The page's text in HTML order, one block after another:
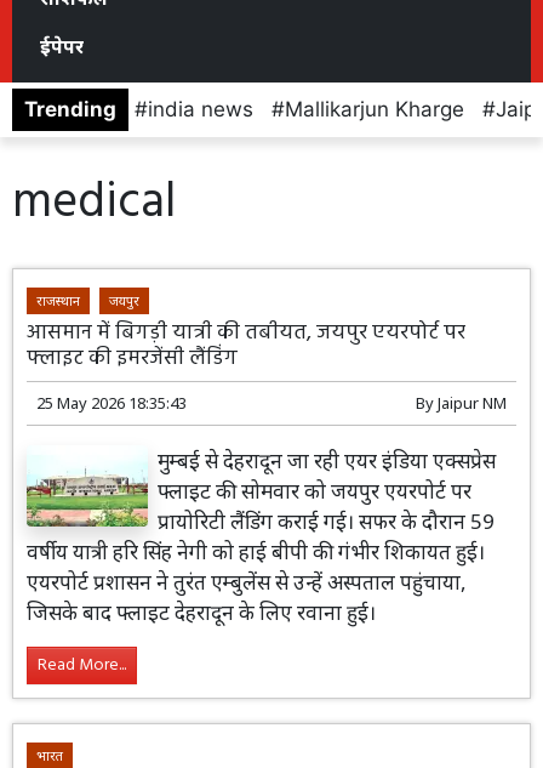
ईपेपर
Trending india news Mallikarjun Kharge
medical
राजस्थान जयपुर
आसमान में बिगड़ी यात्री की तबीयत, जयपुर एयरपोर्ट पर
फ्लाइट की इमरजेंसी लैंडिंग
25 May 2026 18:35:43 ByJaipur NM
मुम्बई से देहरादून जा रही एयर इंडिया एक्सप्रेस
फ्लाइट की सोमवार को जयपुर एयरपोर्ट पर
प्रायोरिटी लैंडिंग कराई गई। सफर के दौरान 59
वर्षीय यात्री हरि सिंह नेगी को हाई बीपी की गंभीर शिकायत हुई।
एयरपोर्ट प्रशासन ने तुरंत एम्बुलेंस से उन्हें अस्पताल पहुंचाया,
जिसके बाद फ्लाइट देहरादून के लिए रवाना हुई।
Read More...
भारत